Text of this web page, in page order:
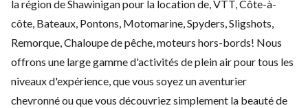
la région de Shawinigan pour la location de, VTT, Côte-à-
côte, Bateaux, Pontons, Motomarine, Spyders, Sligshots,
Remorque, Chaloupe de pêche, moteurs hors-bords! Nous
offrons une large gamme d'activités de plein air pour tous les
niveaux d'expérience, que vous soyez un aventurier
chevronné ou que vous découvriez simplement la beauté de